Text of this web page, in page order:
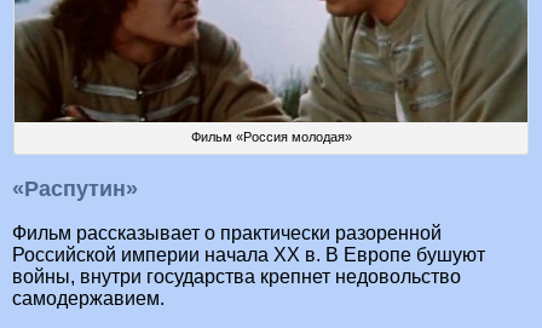
Фильм «Россия молодая»
«Распутин»
Фильм рассказывает о практически разоренной
Российской империи начала XX в. В Европе бушуют
войны, внутри государства крепнет недовольство
самодержавием.